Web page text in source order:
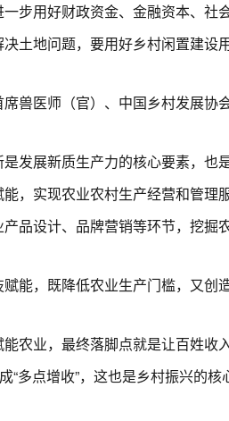
用好财政资金、金融资本、社
土地问题，要用好乡村闲置建设
医师（官）、中国乡村发展协
展新质生产力的核心要素，也
，实现农业农村生产经营和管
品设计、品牌营销等环节，挖掘
，既降低农业生产门槛，又创
业，最终落脚点就是让百姓收入
“多点增收”，这也是乡村振兴的核